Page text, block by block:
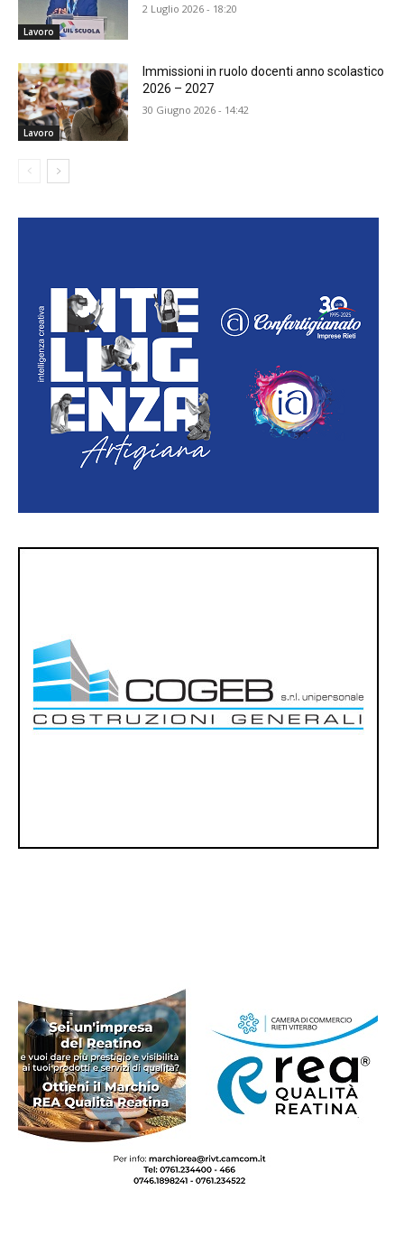
Lavoro
2 Luglio 2026 - 18:20
Lavoro
Immissioni in ruolo docenti anno scolastico
2026 – 2027
30 Giugno 2026 - 14:42